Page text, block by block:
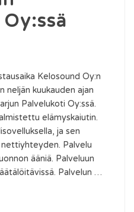
Kelosound Oy:n
neljän kuukauden ajan
Palvelukoti Oy:ssä.
elämyskaiutin.
ja sen
Palvelu
ääniä. Palveluun
Palvelun …